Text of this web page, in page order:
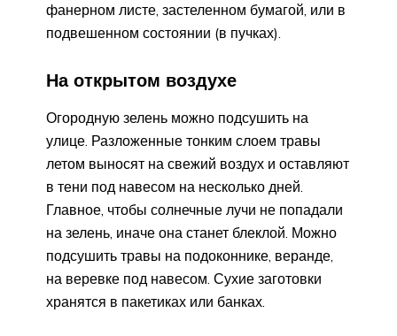
фанерном листе, застеленном бумагой, или в
подвешенном состоянии (в пучках).
На открытом воздухе
Огородную зелень можно подсушить на
улице. Разложенные тонким слоем травы
летом выносят на свежий воздух и оставляют
в тени под навесом на несколько дней.
Главное, чтобы солнечные лучи не попадали
на зелень, иначе она станет блеклой. Можно
подсушить травы на подоконнике, веранде,
на веревке под навесом. Сухие заготовки
хранятся в пакетиках или банках.